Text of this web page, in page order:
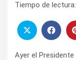
Tiempo de lectura:
Ayer el